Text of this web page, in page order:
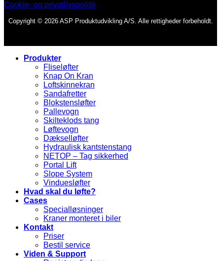
Cookie- og privatlivspolitik
Copyright © 2026 ASP Produktudvikling A/S. Alle rettigheder forbeholdt.
Produkter
Fliseløfter
Knap On Kran
Loftskinnekran
Sandafretter
Blokstensløfter
Pallevogn
Skilteklods tang
Løftevogn
Dækselløfter
Hydraulisk kantstenstang
NETOP – Tag sikkerhed
Portal Lift
Slope System
Vinduesløfter
Hvad skal du løfte?
Cases
Specialløsninger
Kraner monteret i biler
Kontakt
Priser
Bestil service
Viden & Support